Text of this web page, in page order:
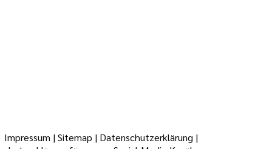
Impressum |Sitemap | Datenschutzerklärung |